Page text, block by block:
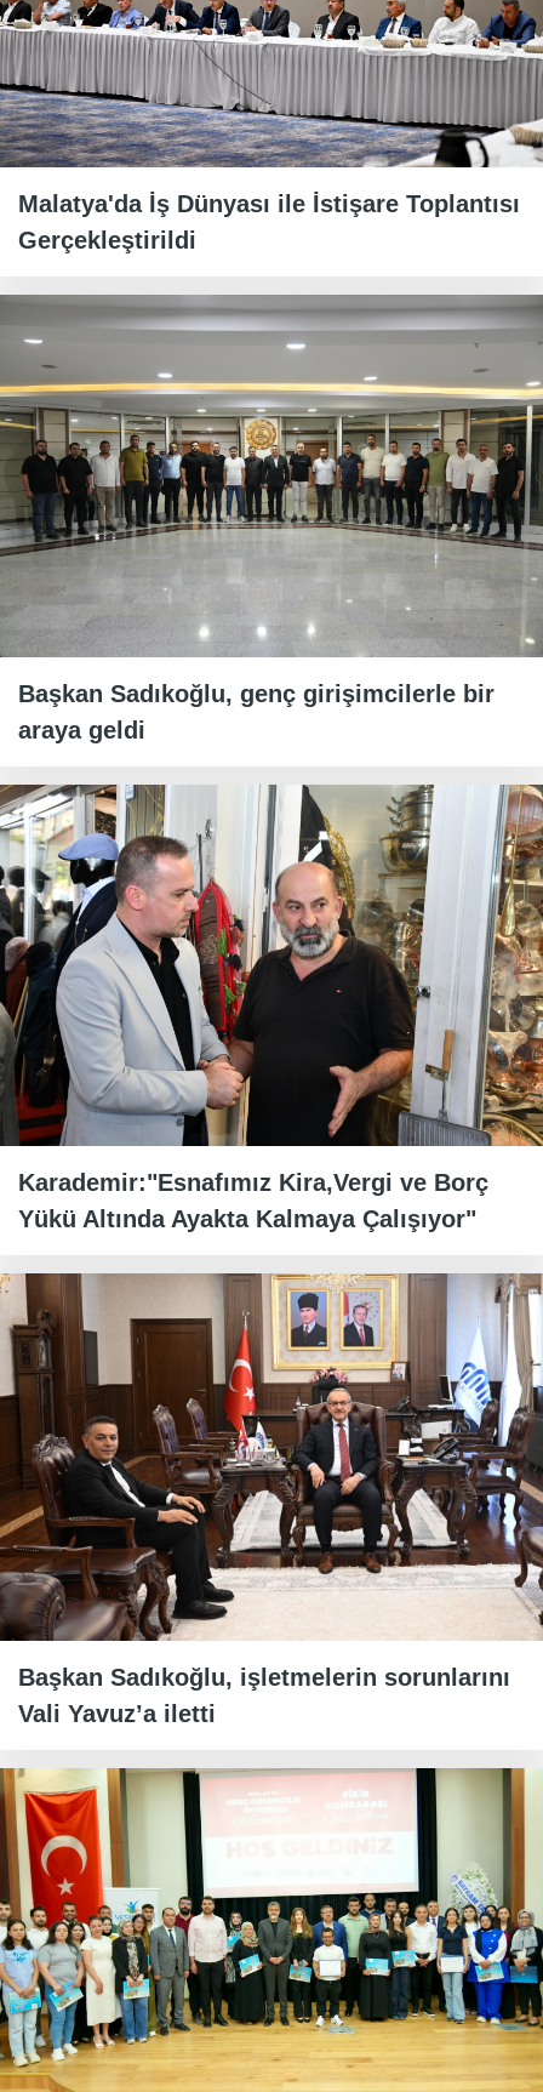
Malatya'da İş Dünyası ile İstişare Toplantısı
Gerçekleştirildi
Başkan Sadıkoğlu, genç girişimcilerle bir
araya geldi
Karademir:"Esnafımız Kira,Vergi ve Borç
Yükü Altında Ayakta Kalmaya Çalışıyor"
Başkan Sadıkoğlu, işletmelerin sorunlarını
Vali Yavuz’a iletti